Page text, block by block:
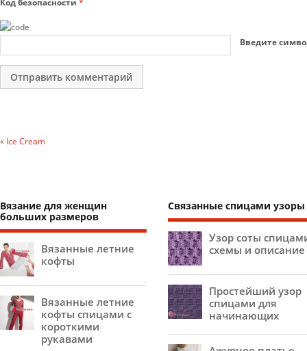
Код безопасности *
Введите
« Ice Cream
Вязание для женщин
больших размеров
Вязанные летние
кофты
Вязанные летние
кофты спицами с
короткими
рукавами
Связанные спицами узоры
Узор соты
схемы и описание
Простейший узор
спицами для
начинающих